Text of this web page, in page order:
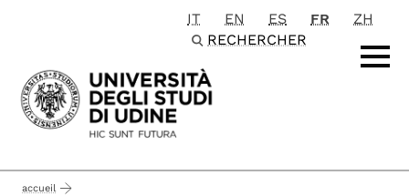
Passa al contenuto principale
IT EN ES FR
ZH
RECHERCHER
accueil